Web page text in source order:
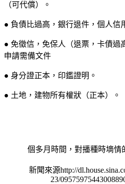
（可代償）。
● 負債比過高，銀行退件，個人信
● 免徵信，免保人（退票，卡債過
申請需備文件
● 身分證正本，印鑑證明。
● 土地，建物所有權狀（正本）。
個多月時間，對播種時墑情
新聞來源http://
23/